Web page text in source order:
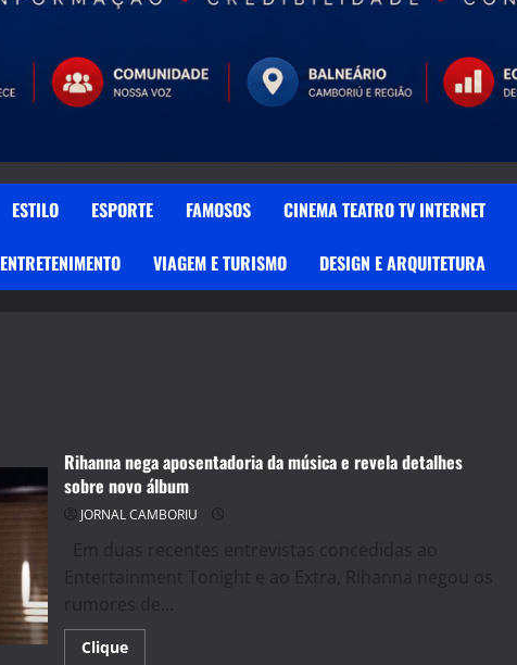
ESTILO ESPORTE FAMOSOS CINEMA TEATRO TV INTERNET
ENTRETENIMENTO VIAGEM E TURISMO DESIGN E ARQUITETURA
Rihanna nega aposentadoria da música e revela detalhes
sobre novo álbum
JORNAL CAMBORIU
Em duas recentes entrevistas concedidas ao
Entertainment Tonight e ao Extra, Rihanna negou os
rumores de...
CliqueRead